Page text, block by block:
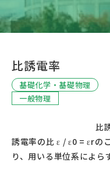
代表紹介
お問い合わせ
お問い合わせ
比誘電率
基礎化学・基礎物理
一般物理
誘電率の比 ε / ε0 = εrの